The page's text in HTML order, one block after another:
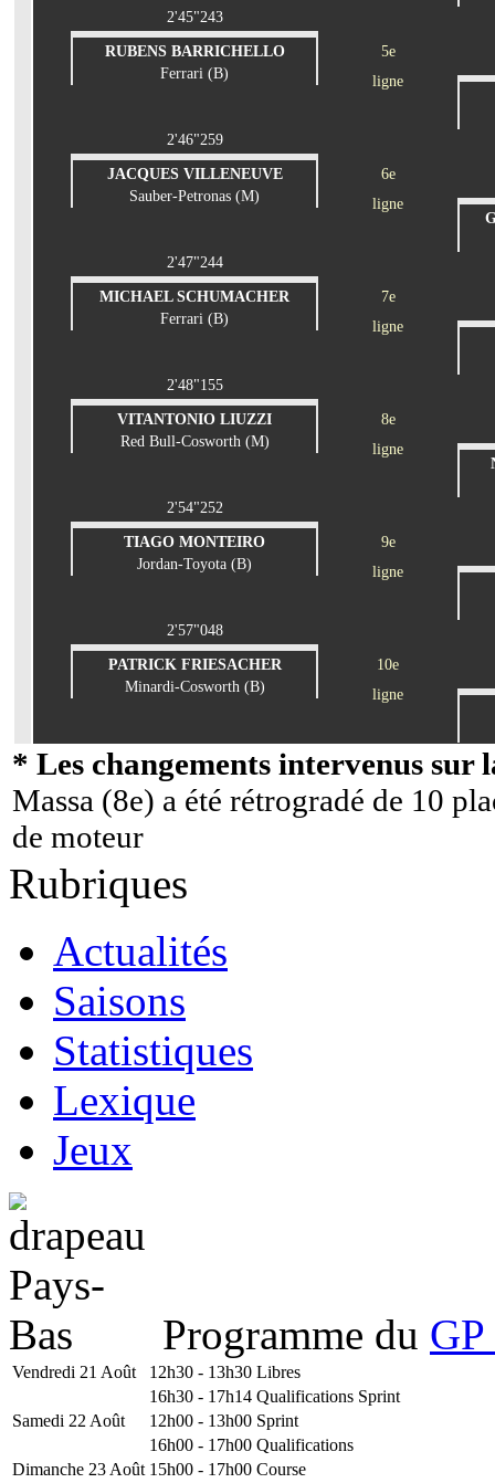
2'45"243
RUBENS BARRICHELLO
Ferrari (B)
5e
ligne
2'46"259
JACQUES VILLENEUVE
Sauber-Petronas (M)
6e
ligne
2'47"244
MICHAEL SCHUMACHER
Ferrari (B)
7e
ligne
2'48"155
VITANTONIO LIUZZI
Red Bull-Cosworth (M)
8e
ligne
2'54"252
TIAGO MONTEIRO
Jordan-Toyota (B)
9e
ligne
2'57"048
PATRICK FRIESACHER
Minardi-Cosworth (B)
10e
ligne
* Les changements intervenus sur
Massa (8e) a été rétrogradé de 10
de moteur
Rubriques
Actualités
Saisons
Statistiques
Lexique
Jeux
Programme du
Vendredi 21 Août 12h30 - 13h30 Libres
16h30 - 17h14 Qualifications Sprint
Samedi 22 Août
12h00 - 13h00 Sprint
16h00 - 17h00 Qualifications
Dimanche 23 Août 15h00 - 17h00 Course